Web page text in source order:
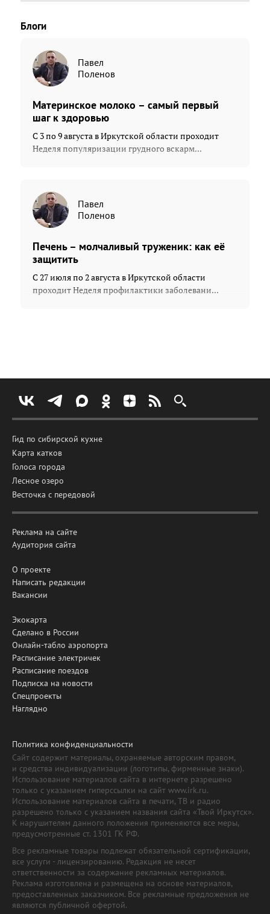
Блоги
Павел
Поленов
Материнское молоко – самый первый
шаг к здоровью
С 3 по 9 августа в Иркутской области проходит
Неделя популяризации грудного вскарм...
Павел
Поленов
Печень – молчаливый труженик: как её
защитить
С 27 июля по 2 августа в Иркутской области
проходит Неделя профилактики заболевани...
Гид по сибирской кухне
Карта катков
Голоса города
Лесное озеро
Весточка с передовой
Реклама на сайте
Аудитория сайта
О проекте
Написать редакции
Вакансии
Экокарта
Сделано в России
Онлайн-табло аэропорта
Расписание электричек
Расписание поездов
Подписка на новости
Спецпроекты
Наглядно
Политика конфиденциальности
Сайт содержит материалы, охраняемые авторским правом,
и средства индивидуализации (логотипы, фирменные знаки).
Использование материалов сайта в интернете разрешено
только с указанием гиперссылки на сайт www.irk.ru.
Использование материалов сайта в печати, ТВ и радио
разрешено только с указанием названия сайта «Твой Иркутск».
К нарушителям данного положения применяются все меры,
предусмотренные ст. 1301 ГК РФ.
Все рекламные товары подлежат обязательной сертификации,
все услуги - лицензированию. Редакция не несет
ответственности за содержание рекламных материалов.
Реклама изготовлена и размещена на основе материалов,
предоставленных заказчиком. Все рекламные предложения не
являются публичной офертой.